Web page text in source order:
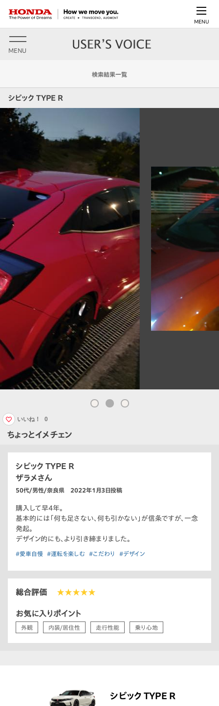
MENU
MENU
検索結果一覧
シビック TYPE R
ちょっとイメチェン
いいね！ 0
シビック TYPE R
ザラメさん
50代/男性/奈良県 2022年1月3日投稿
購入して早4年。
基本的には「何も足さない、何も引かない」が信条ですが、一念
発起。
デザイン的にも、より引き締まりました。
#愛車自慢 #運転を楽しむ #こだわり #デザイン
総合評価 ★★★★★
お気に入りポイント
外観 内装/居住性 走行性能 乗り心地
シビック TYPE R